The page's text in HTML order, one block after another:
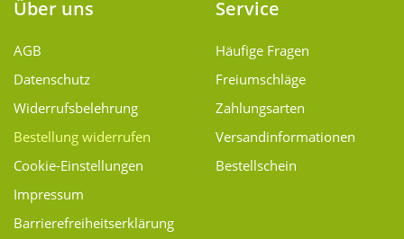
Über uns
AGB
Datenschutz
Widerrufsbelehrung
Bestellung widerrufen
Cookie-Einstellungen
Impressum
Barrierefreiheitserklärung
Service
Häufige Fragen
Freiumschläge
Zahlungsarten
Versand­informationen
Bestellschein